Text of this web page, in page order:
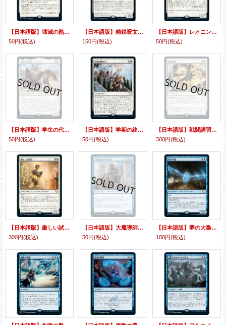
【日本語版】壊滅の熟達/Devastating Mastery
50円(税込)
【日本語版】精鋭呪文縛り/Elite Spellbinder
150円(税込)
【日本語版】レオニンの光写し/Leonin Lightscribe
50円(税込)
【日本語版】学生の代言者、マビンダ/Mavinda, Students' Advocate
50円(税込)
【日本語版】学期の終わり/Semester's End
50円(税込)
【日本語版】戦闘講習/Sparring Regimen
300円(税込)
【日本語版】厳しい試験官/Strict Proctor
300円(税込)
【日本語版】大魔導師の名誉教授/Archmage Emeritus
50円(税込)
【日本語版】夢の大梟/Dream Strix
100円(税込)